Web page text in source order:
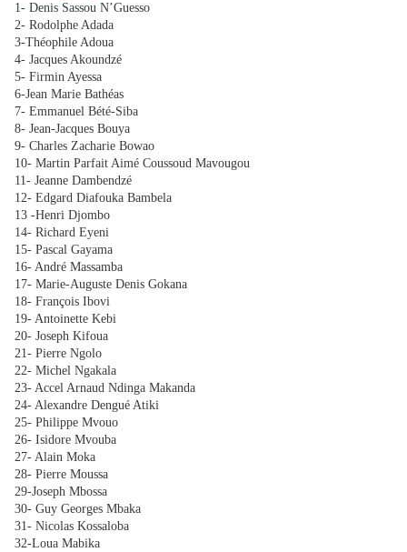
1- Denis Sassou N’Guesso
2- Rodolphe Adada
3-Théophile Adoua
4- Jacques Akoundzé
5- Firmin Ayessa
6-Jean Marie Bathéas
7- Emmanuel Bété-Siba
8- Jean-Jacques Bouya
9- Charles Zacharie Bowao
10- Martin Parfait Aimé Coussoud Mavougou
11- Jeanne Dambendzé
12- Edgard Diafouka Bambela
13 -Henri Djombo
14- Richard Eyeni
15- Pascal Gayama
16- André Massamba
17- Marie-Auguste Denis Gokana
18- François Ibovi
19- Antoinette Kebi
20- Joseph Kifoua
21- Pierre Ngolo
22- Michel Ngakala
23- Accel Arnaud Ndinga Makanda
24- Alexandre Dengué Atiki
25- Philippe Mvouo
26- Isidore Mvouba
27- Alain Moka
28- Pierre Moussa
29-Joseph Mbossa
30- Guy Georges Mbaka
31- Nicolas Kossaloba
32-Loua Mabika